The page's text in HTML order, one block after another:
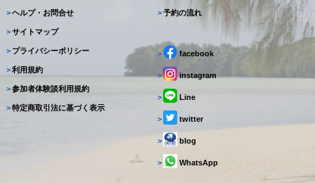
>ヘルプ・お問合せ
>サイトマップ
>予約の流れ
> プライバシーポリシー
>利用規約
>参加者体験談利用規約
>特定商取引法に基づく表示
> facebook
> instagram
> Line
> twitter
> blog
> WhatsApp